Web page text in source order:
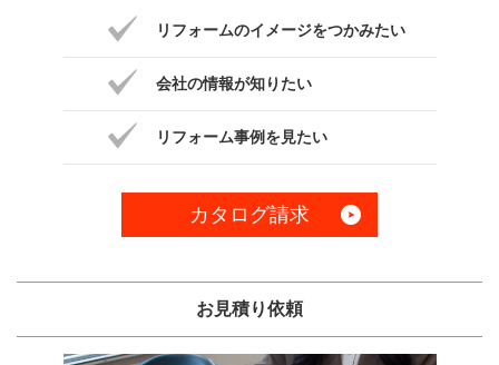
リフォームのイメージをつかみたい
会社の情報が知りたい
リフォーム事例を見たい
カタログ請求
お見積り依頼